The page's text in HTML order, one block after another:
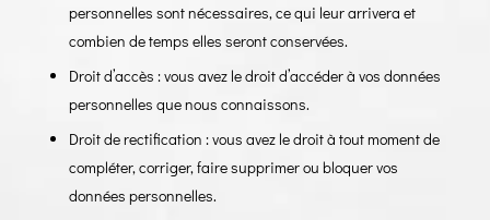
personnelles sont nécessaires, ce qui leur arrivera et
combien de temps elles seront conservées.
Droit d’accès : vous avez le droit d’accéder à vos données
personnelles que nous connaissons.
Droit de rectification : vous avez le droit à tout moment de
compléter, corriger, faire supprimer ou bloquer vos
données personnelles.